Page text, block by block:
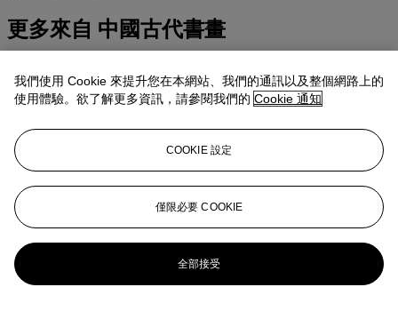
更多來自 中國古代書畫
查看全部
我們使用 Cookie 來提升您在本網站、我們的通訊以及整個網路上的
使用體驗。欲了解更多資訊，請參閱我們的 Cookie 通知
COOKIE 設定
僅限必要 COOKIE
全部接受